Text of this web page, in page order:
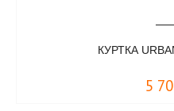
КУРТКА
5